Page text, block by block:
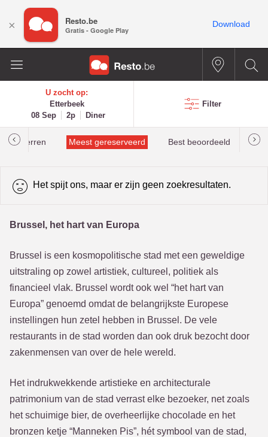
U zocht op:
Etterbeek
08 Sep
2p Diner
Filter
Meest gereserveerd Best beoordeeld
Het spijt ons, maar er zijn geen zoekresultaten.
Brussel, het hart van Europa
Brussel is een kosmopolitische stad met een geweldige
uitstraling op zowel artistiek, cultureel, politiek als
financieel vlak. Brussel wordt ook wel “het hart van
Europa” genoemd omdat de belangrijkste Europese
instellingen hun zetel hebben in Brussel. De vele
restaurants in de stad worden dan ook druk bezocht door
zakenmensen van over de hele wereld.
Het indrukwekkende artistieke en architecturale
patrimonium van de stad verrast elke bezoeker, net zoals
het schuimige bier, de overheerlijke chocolade en het
bronzen ketje “Manneken Pis”, hét symbool van de stad,
× Resto.be
Gratis - Google Play
Download